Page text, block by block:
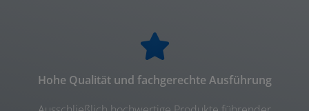
Hohe Qualität und fachgerechte Ausführung